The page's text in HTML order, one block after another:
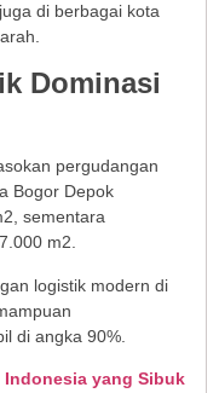
di berbagai kota
Dominasi
pergudangan
Bogor Depok
sementara
m2.
logistik modern di
di angka 90%.
Indonesia yang Sibuk